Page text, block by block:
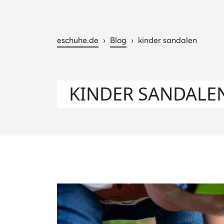
eschuhe.de › Blog › kinder sandalen
KINDER